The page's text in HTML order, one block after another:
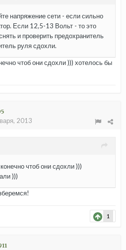
напряжение сети - если сильно
Если 12,5-13 Вольт - то это
и проверить предохранитель
руля сдохли.
чтоб они сдохли ))) хотелось бы
2013
чтоб они сдохли )))
)))
1